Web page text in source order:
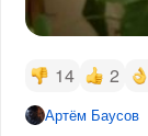
14 2
Артём Баусов